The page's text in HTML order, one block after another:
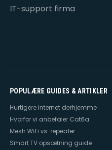
IT-support firma
POPULÆRE GUIDES & ARTIKLER
Hurtigere internet derhjemme
Hvorfor vi anbefaler Cat6a
Mesh WiFi vs. repeater
Smart TV opsætning guide